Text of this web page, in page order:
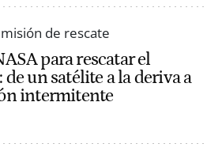
para rescatar el
un satélite a la deriva a
intermitente